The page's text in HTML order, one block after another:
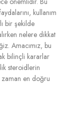
kullanım
bir şekilde
nelere dikkat
Amacımız, bu
bilinçli kararlar
steroidlerin
zaman en doğru